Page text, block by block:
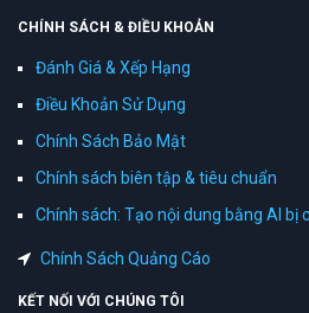
CHÍNH SÁCH & ĐIỀU KHOẢN
Đánh Giá & Xếp Hạng
Điều Khoản Sử Dụng
Chính Sách Bảo Mật
Chính sách biên tập & tiêu chuẩn
Chính sách: Tạo nội dung bằng AI bị
Chính Sách Quảng Cáo
KẾT NỐI VỚI CHÚNG TÔI